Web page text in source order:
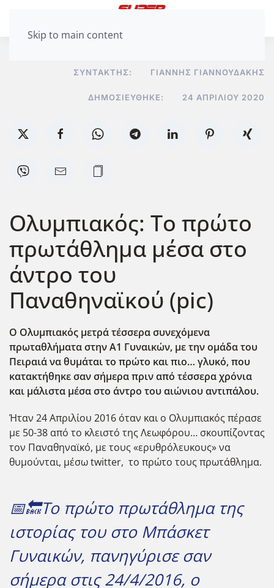
Skip to main content
ΣΥΝΤΆΚΤΗΣ: ΓΙΆΝΝΗΣ ΓΙΑΝΝΟΥΔΆΚΗΣ
ΔΗΜΟΣΙΕΎΘΗΚΕ: 24 ΑΠΡΙΛΊΟΥ 2020
Ολυμπιακός: Το πρώτο
πρωτάθλημα μέσα στο
άντρο του
Παναθηναϊκού (pic)
Ο Ολυμπιακός μετρά τέσσερα συνεχόμενα
πρωταθλήματα στην Α1 Γυναικών, με την ομάδα του
Πειραιά να θυμάται το πρώτο και πιο… γλυκό, που
κατακτήθηκε σαν σήμερα πριν από τέσσερα χρόνια
και μάλιστα μέσα στο άντρο του αιώνιου αντιπάλου.
Ήταν 24 Απριλίου 2016 όταν και ο Ολυμπιακός πέρασε
με 50-38 από το κλειστό της Λεωφόρου… σκουπίζοντας
τον Παναθηναϊκό, με τους «ερυθρόλευκους» να
θυμούνται, μέσω twitter, το πρώτο τους πρωτάθλημα.
📅🔙Το πρώτο πρωτάθλημα της
ιστορίας του στο Μπάσκετ
Γυναικών, πανηγύρισε σαν
σήμερα στις 24/4/2016, ο